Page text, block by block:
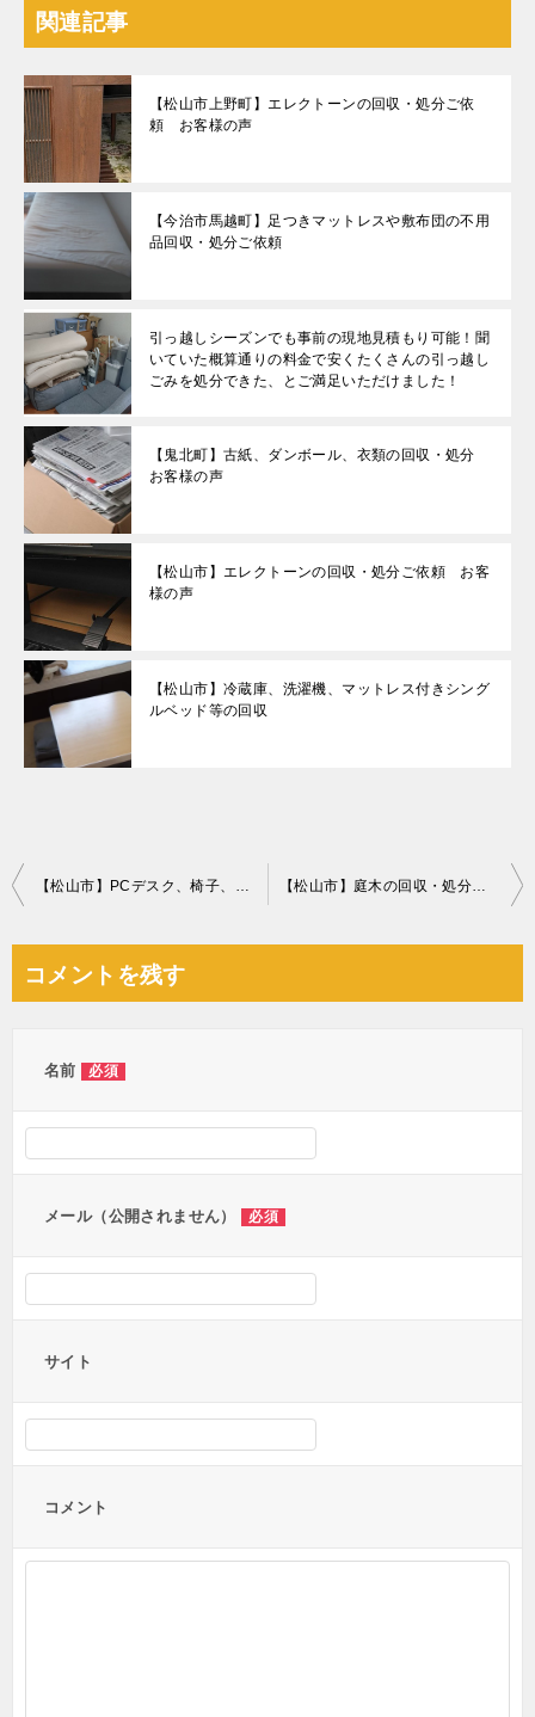
関連記事
【松山市上野町】エレクトーンの回収・処分ご依
頼 お客様の声
【今治市馬越町】足つきマットレスや敷布団の不用
品回収・処分ご依頼
引っ越しシーズンでも事前の現地見積もり可能！聞
いていた概算通りの料金で安くたくさんの引っ越し
ごみを処分できた、とご満足いただけました！
【鬼北町】古紙、ダンボール、衣類の回収・処分
お客様の声
【松山市】エレクトーンの回収・処分ご依頼 お客
様の声
【松山市】冷蔵庫、洗濯機、マットレス付きシング
ルベッド等の回収
投
ビ
【松山市】PCデスク、椅子、小型家電の回収・処分ご依頼 【松山市】庭木の回収・処分ご依頼 お客様の声
コメントを残す
名前 必須
メール（公開されません） 必須
サイト
コメント